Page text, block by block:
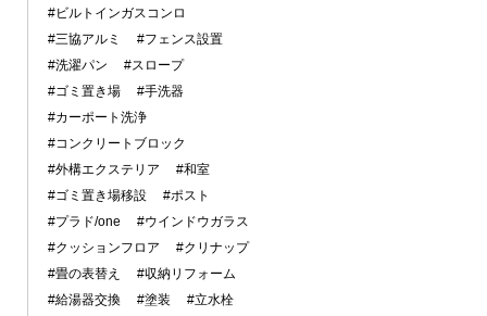
#ビルトインガスコンロ
#三協アルミ
#フェンス設置
#洗濯パン
#スロープ
#ゴミ置き場
#手洗器
#カーポート洗浄
#コンクリートブロック
#外構エクステリア
#和室
#ゴミ置き場移設
#ポスト
#プラド/one
#ウインドウガラス
#クッションフロア
#クリナップ
#畳の表替え
#収納リフォーム
#給湯器交換
#塗装
#立水栓